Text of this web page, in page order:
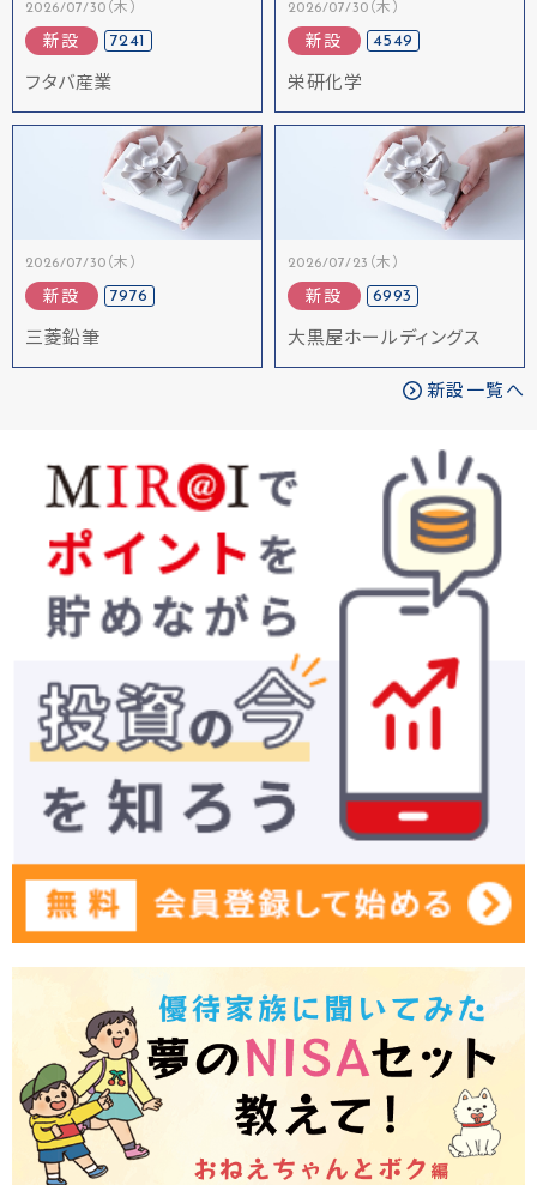
2026/07/30（木）
新設 7241
フタバ産業
2026/07/30（木）
新設 4549
栄研化学
2026/07/30（木）
新設 7976
三菱鉛筆
2026/07/23（木）
新設 6993
大黒屋ホールディングス
新設一覧へ